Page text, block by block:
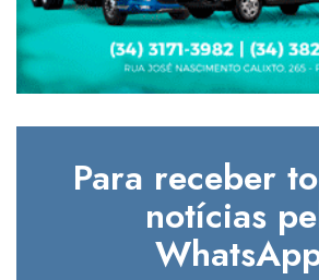
Para receber
notícias